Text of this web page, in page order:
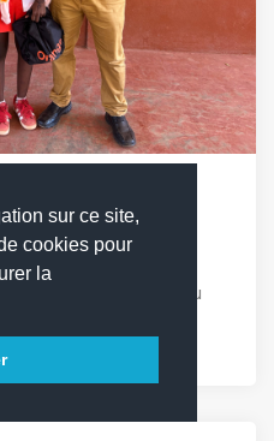
sur ce site,
cookies pour
la
EN COMPÉTITION
du cycle 3 ont relevé
lecture du LFCDG. Au